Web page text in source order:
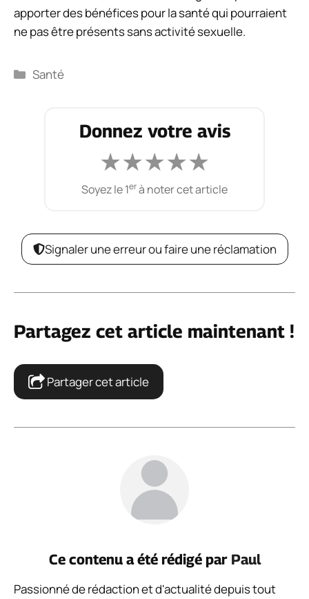
apporter des bénéfices pour la santé qui pourraient
ne pas être présents sans activité sexuelle.
Catégories
Santé
Donnez votre avis
★★★★★
Soyez le 1erà noter cet article
Signaler une erreur ou faire une réclamation
Partagez cet article maintenant !
Partager cet article
Ce contenu a été rédigé par Paul
Passionné de rédaction et d'actualité depuis tout